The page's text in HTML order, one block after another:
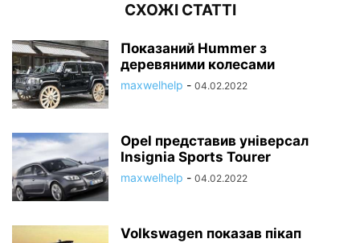
СХОЖІ СТАТТІ
Показаний Hummer з
деревяними колесами
maxwelhelp - 04.02.2022
Opel представив універсал
Insignia Sports Tourer
maxwelhelp - 04.02.2022
Volkswagen показав пікап